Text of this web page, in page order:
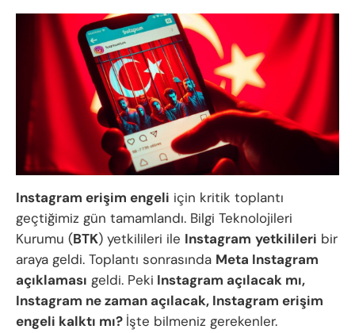
Instagram erişim engeli için kritik toplantı
geçtiğimiz gün tamamlandı. Bilgi Teknolojileri
Kurumu (BTK) yetkilileri ile Instagram yetkilileri bir
araya geldi. Toplantı sonrasında Meta Instagram
açıklaması geldi. Peki Instagram açılacak mı,
Instagram ne zaman açılacak, Instagram erişim
engeli kalktı mı? İşte bilmeniz gerekenler.